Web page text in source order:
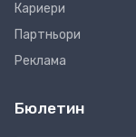
Кариери
Партньори
Реклама
Бюлетин